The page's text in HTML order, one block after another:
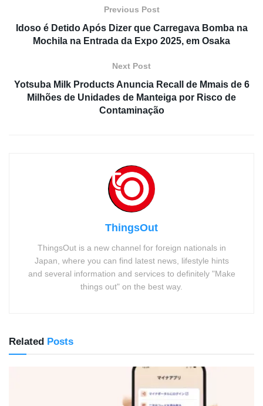
Previous Post
Idoso é Detido Após Dizer que Carregava Bomba na
Mochila na Entrada da Expo 2025, em Osaka
Next Post
Yotsuba Milk Products Anuncia Recall de Mmais de 6
Milhões de Unidades de Manteiga por Risco de
Contaminação
ThingsOut
ThingsOut is a new channel for foreign nationals in
Japan, where you can find latest news, lifestyle hints
and several information and services to definitely "Make
things out" on the best way.
Related Posts